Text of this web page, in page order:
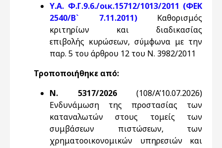
Υ.Α. Φ.Γ.9.6./οικ.15712/1013/2011 (ΦΕΚ
2540/Β` 7.11.2011)Καθορισμός
κριτηρίων και διαδικασίας
επιβολής κυρώσεων, σύμφωνα με την
παρ. 5 του άρθρου 12 του Ν. 3982/2011
Τροποποιήθηκε από:
Ν. 5317/2026(108/A’10.07.2026)
Ενδυνάμωση της προστασίας των
καταναλωτών στους τομείς των
συμβάσεων πιστώσεων, των
χρηματοοικονομικών υπηρεσιών και